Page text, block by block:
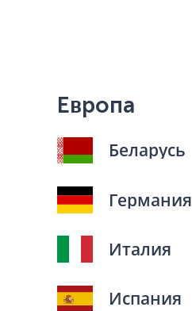
Европа
Беларусь
Германия
Италия
Испания